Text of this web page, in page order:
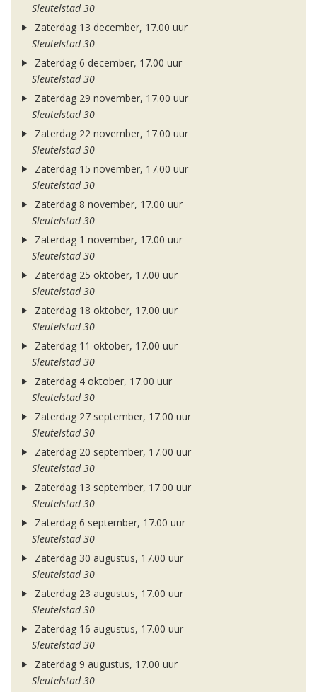
Sleutelstad 30
Zaterdag 13 december, 17.00 uur
Sleutelstad 30
Zaterdag 6 december, 17.00 uur
Sleutelstad 30
Zaterdag 29 november, 17.00 uur
Sleutelstad 30
Zaterdag 22 november, 17.00 uur
Sleutelstad 30
Zaterdag 15 november, 17.00 uur
Sleutelstad 30
Zaterdag 8 november, 17.00 uur
Sleutelstad 30
Zaterdag 1 november, 17.00 uur
Sleutelstad 30
Zaterdag 25 oktober, 17.00 uur
Sleutelstad 30
Zaterdag 18 oktober, 17.00 uur
Sleutelstad 30
Zaterdag 11 oktober, 17.00 uur
Sleutelstad 30
Zaterdag 4 oktober, 17.00 uur
Sleutelstad 30
Zaterdag 27 september, 17.00 uur
Sleutelstad 30
Zaterdag 20 september, 17.00 uur
Sleutelstad 30
Zaterdag 13 september, 17.00 uur
Sleutelstad 30
Zaterdag 6 september, 17.00 uur
Sleutelstad 30
Zaterdag 30 augustus, 17.00 uur
Sleutelstad 30
Zaterdag 23 augustus, 17.00 uur
Sleutelstad 30
Zaterdag 16 augustus, 17.00 uur
Sleutelstad 30
Zaterdag 9 augustus, 17.00 uur
Sleutelstad 30